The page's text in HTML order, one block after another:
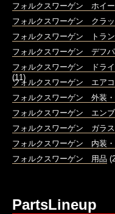
フォルクスワーゲン ホイ
フォルクスワーゲン クラ
フォルクスワーゲン トラ
フォルクスワーゲン デフ
フォルクスワーゲン ドラ
(11)
フォルクスワーゲン エア
フォルクスワーゲン 外装
フォルクスワーゲン エン
フォルクスワーゲン ガラス
フォルクスワーゲン 内装
フォルクスワーゲン 用品
PartsLineup